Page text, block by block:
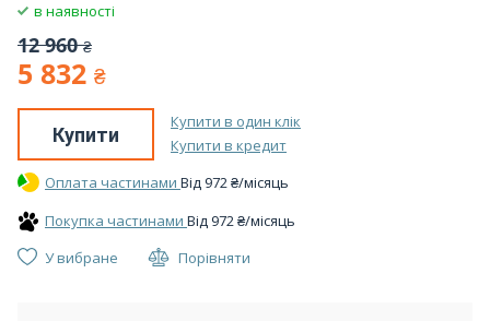
в наявності
12 960 ₴
5 832 ₴
Купити
Купити в один клік
Купити в кредит
Оплата частинами Вiд972₴/місяць
Покупка частинами Вiд972₴/місяць
У вибране
Порівняти